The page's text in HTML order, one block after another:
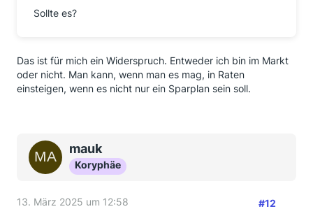
Sollte es?
Das ist für mich ein Widerspruch. Entweder ich bin im Markt
oder nicht. Man kann, wenn man es mag, in Raten
einsteigen, wenn es nicht nur ein Sparplan sein soll.
mauk
Koryphäe
13. März 2025 um 12:58 #12